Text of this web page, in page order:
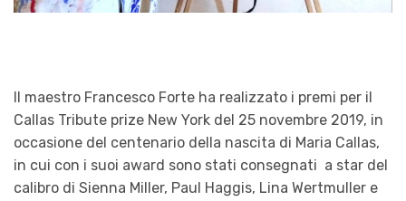
Il maestro Francesco Forte ha realizzato i premi per il
Callas Tribute prize New York del 25 novembre 2019, in
occasione del centenario della nascita di Maria Callas,
in cui con i suoi award sono stati consegnati a star del
calibro di Sienna Miller, Paul Haggis, Lina Wertmuller e